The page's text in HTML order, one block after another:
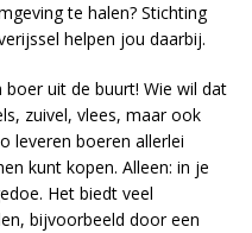
te halen? Stichting
helpen jou daarbij.
uit de buurt! Wie wil dat
zuivel, vlees, maar ook
leveren boeren allerlei
kunt kopen. Alleen: in je
Het biedt veel
bijvoorbeeld door een